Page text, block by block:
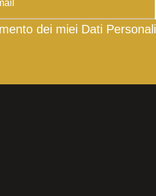
dei miei Dati Personali